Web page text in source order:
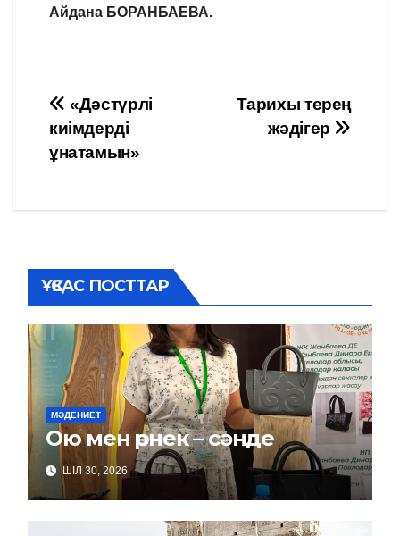
Айдана БОРАНБАЕВА.
Навигация
по
Тарихы терең
жәдігер
«Дәстүрлі
киімдерді
ұнатамын»
ҰҚСАС ПОСТТАР
МӘДЕНИЕТ
Ою мен өрнек – сәнде
ШІЛ 30, 2026